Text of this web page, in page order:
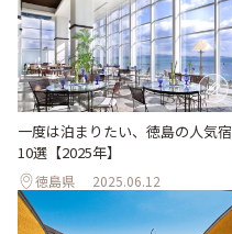
一度は泊まりたい、徳島の人気宿
10選【2025年】
徳島県 2025.06.12